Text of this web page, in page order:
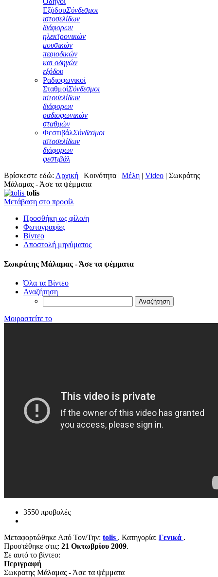
ΕξόδουΣύνδεσμοι
ιστοσελίδων
διάφορων
ηλεκτρονικών
μουσικών
περιοδικών
και οδηγών
εξόδου
Ραδιοφωνικοί
ΣταθμοίΣύνδεσμοι
ιστοσελίδων
διάφορων
ραδιοφωνικών
σταθμών
ΦεστιβάλΣύνδεσμοι
ιστοσελίδων
διάφορων
φεστιβάλ
Βρίσκεστε εδώ: Αρχική | Κοινότητα | Μέλη | Video | Σωκράτης
Μάλαμας - Άσε τα ψέμματα
tolis
Μετάβαση στο προφίλ
Προσθήκη ως φίλο/η
Φωτογραφίες
Βίντεο
Αποστολή μηνύματος
Σωκράτης Μάλαμας - Άσε τα ψέμματα
Όλα τα Βίντεο
Αναζήτηση
Μοιραστείτε το
3550 προβολές
Μεταφορτώθηκε Από Τον/Την: tolis . Κατηγορία: Γενικά .
Προστέθηκε στις: 21 Οκτωβρίου 2009.
Σε αυτό το βίντεο:
Περιγραφή
Σωκρατης Μάλαμας - Άσε τα ψέμματα